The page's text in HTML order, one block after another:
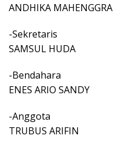
ANDHIKA MAHENGGRA
-Sekretaris
SAMSUL HUDA
-Bendahara
ENES ARIO SANDY
-Anggota
TRUBUS ARIFIN